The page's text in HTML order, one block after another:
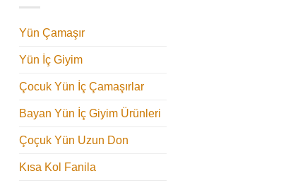
Yün Çamaşır
Yün İç Giyim
Çocuk Yün İç Çamaşırlar
Bayan Yün İç Giyim Ürünleri
Çoçuk Yün Uzun Don
Kısa Kol Fanila